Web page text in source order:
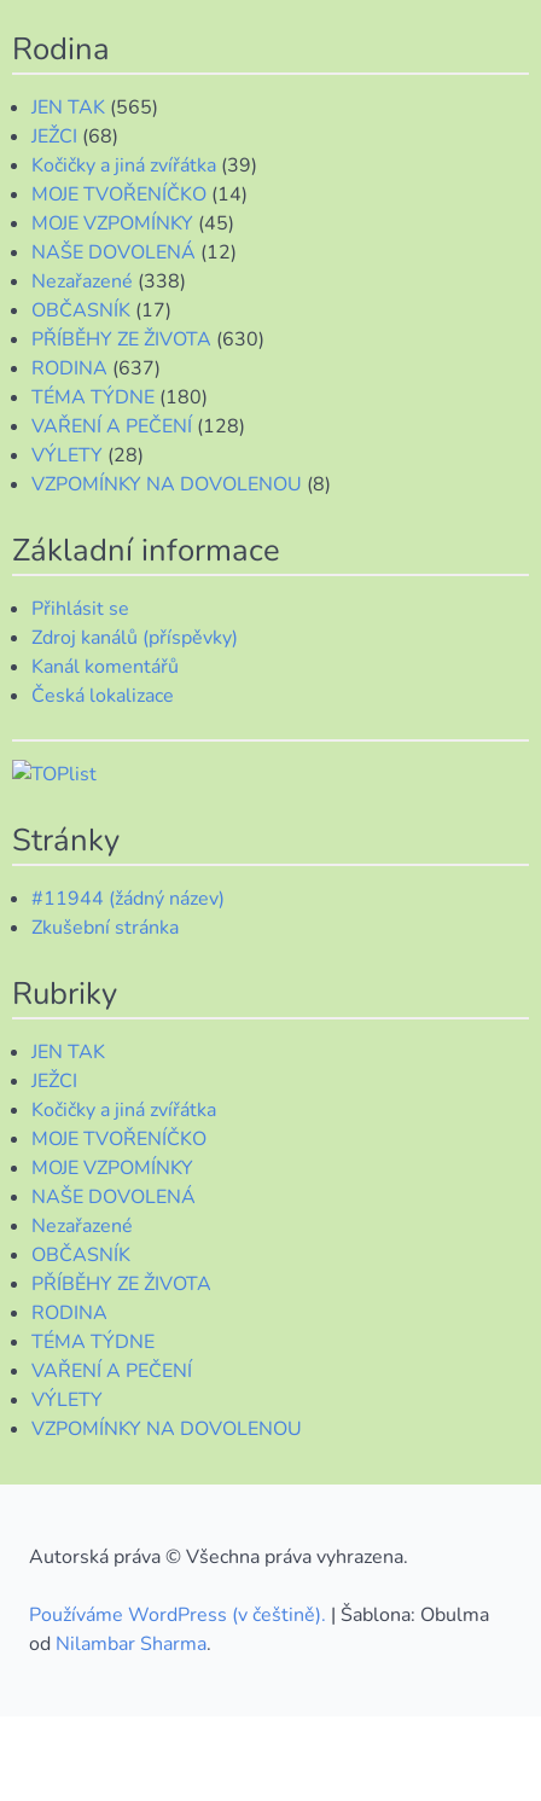
Rodina
JEN TAK (565)
JEŽCI (68)
Kočičky a jiná zvířátka (39)
MOJE TVOŘENÍČKO (14)
MOJE VZPOMÍNKY (45)
NAŠE DOVOLENÁ (12)
Nezařazené (338)
OBČASNÍK (17)
PŘÍBĚHY ZE ŽIVOTA (630)
RODINA (637)
TÉMA TÝDNE (180)
VAŘENÍ A PEČENÍ (128)
VÝLETY (28)
VZPOMÍNKY NA DOVOLENOU (8)
Základní informace
Přihlásit se
Zdroj kanálů (příspěvky)
Kanál komentářů
Česká lokalizace
Stránky
#11944 (žádný název)
Zkušební stránka
Rubriky
JEN TAK
JEŽCI
Kočičky a jiná zvířátka
MOJE TVOŘENÍČKO
MOJE VZPOMÍNKY
NAŠE DOVOLENÁ
Nezařazené
OBČASNÍK
PŘÍBĚHY ZE ŽIVOTA
RODINA
TÉMA TÝDNE
VAŘENÍ A PEČENÍ
VÝLETY
VZPOMÍNKY NA DOVOLENOU
Autorská práva © Všechna práva vyhrazena.
Používáme WordPress (v češtině). | Šablona: Obulma
od Nilambar Sharma.